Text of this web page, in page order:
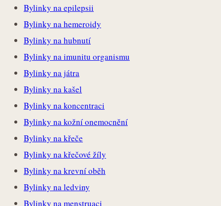
Bylinky na epilepsii
Bylinky na hemeroidy
Bylinky na hubnutí
Bylinky na imunitu organismu
Bylinky na játra
Bylinky na kašel
Bylinky na koncentraci
Bylinky na kožní onemocnění
Bylinky na křeče
Bylinky na křečové žíly
Bylinky na krevní oběh
Bylinky na ledviny
Bylinky na menstruaci